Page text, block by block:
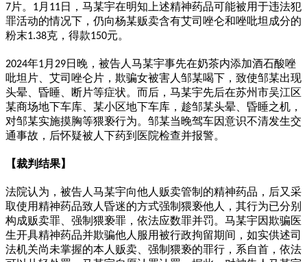
7片。 1月 11日，马某宇在明知上述精神药品可能被用于违法犯
罪活动的情况下，仍向杨某贩卖含有艾司唑仑和唑吡坦成分的
粉末1.38克，得款150元。
2024年1月 29日晚，被告人马某宇事先在奶茶内添加酒石酸唑
吡坦片、艾司唑仑片，欺骗女被害人邹某喝下，致使邹某出现
头晕、昏睡、断片等症状。而后，马某宇先后在苏州市吴江区
某商场地下车库、某小区地下车库，趁邹某头晕、昏睡之机，
对邹某实施摸胸等猥亵行为。邹某当晚驾车因意识不清发生交
通事故，后怀疑被人下药到医院检查并报警。
【裁判结果】
法院认为，被告人马某宇向他人贩卖管制的精神药品，后又采
取使用精神药品致人昏迷的方式强制猥亵他人，其行为已分别
构成贩卖罪、强制猥亵罪，依法应数罪并罚。马某宇因欺骗医
生开具精神药品并欺骗他人服用被行政拘留期间，如实供述司
法机关尚未掌握的本人贩卖、强制猥亵的罪行，系自首，依法